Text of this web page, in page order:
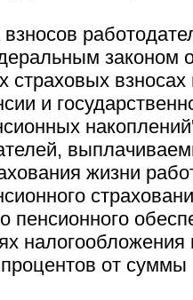
законом
страховых взносах
и
жизни
пенсионного
налогообложения
от суммы